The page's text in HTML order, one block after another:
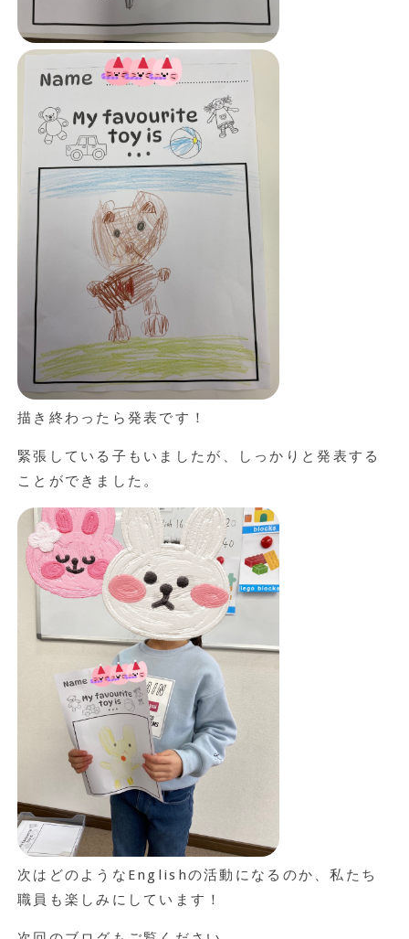
描き終わったら発表です！
緊張している子もいましたが、しっかりと発表する
ことができました。
次はどのようなEnglishの活動になるのか、私たち
職員も楽しみにしています！